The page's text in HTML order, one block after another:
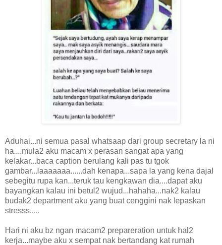
Aduhai...ni semua pasal whatsaap dari group secretary la ni
ha....mula2 aku macam x perasan sangat apa yang
kelakar...baca caption berulang kali pas tu tgok
gambar...laaaaaaa......dah kenapa...sapa la yang kena dajal
sebegitu rupa kan...teruk tau kengkawan dia....dapat aku
bayangkan kalau ini betul2 wujud...hahaha...nak2 kalau
budak2 department aku yang buat cenggini nak lepaskan
stresss.....
Hari ni aku bz ngan macam2 prepareration untuk hal2
kerja...maybe aku x sempat nak bertandang kat rumah